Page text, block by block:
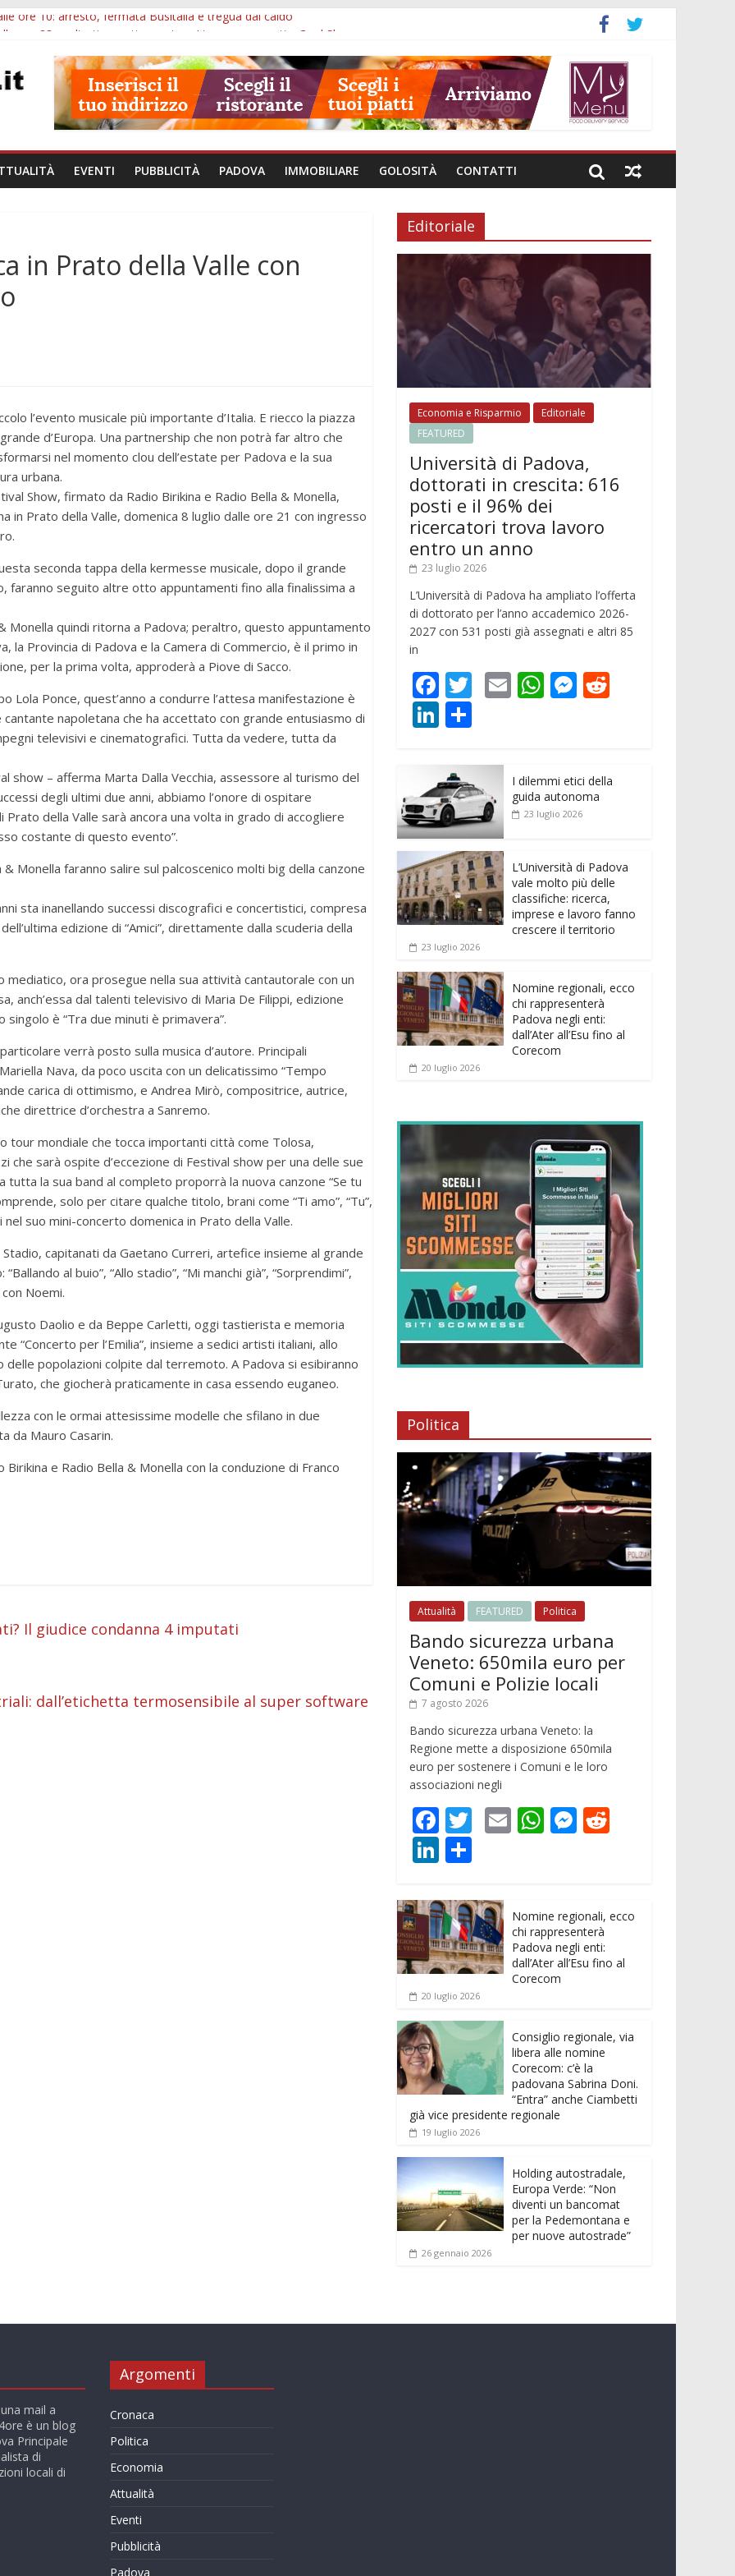
ore 10: arresto, fermata Busitalia e tregua dal caldo
Veneto: 650mila euro per Comuni e Polizie locali
Padova: più controlli su strade, stazioni e treni
Veneto: 200 euro per l’abbonamento annuale
EVENTI PUBBLICITÀ PADOVA IMMOBILIARE GOLOSITÀ CONTATTI
in Prato della Valle con
l’evento musicale più importante d’Italia. E riecco la piazza
d’Europa. Una partnership che non potrà far altro che
nel momento clou dell’estate per Padova e la sua
urbana.
Show, firmato da Radio Birikina e Radio Bella & Monella,
in Prato della Valle, domenica 8 luglio dalle ore 21 con ingresso
seconda tappa della kermesse musicale, dopo il grande
faranno seguito altre otto appuntamenti fino alla finalissima a
Monella quindi ritorna a Padova; peraltro, questo appuntamento
la Provincia di Padova e la Camera di Commercio, è il primo in
per la prima volta, approderà a Piove di Sacco.
Lola Ponce, quest’anno a condurre l’attesa manifestazione è
napoletana che ha accettato con grande entusiasmo di
televisivi e cinematografici. Tutta da vedere, tutta da
show – afferma Marta Dalla Vecchia, assessore al turismo del
degli ultimi due anni, abbiamo l’onore di ospitare
della Valle sarà ancora una volta in grado di accogliere
costante di questo evento”.
Monella faranno salire sul palcoscenico molti big della canzone
sta inanellando successi discografici e concertistici, compresa
edizione di “Amici”, direttamente dalla scuderia della
mediatico, ora prosegue nella sua attività cantautorale con un
anch’essa dal talenti televisivo di Maria De Filippi, edizione
è “Tra due minuti è primavera”.
verrà posto sulla musica d’autore. Principali
Nava, da poco uscita con un delicatissimo “Tempo
carica di ottimismo, e Andrea Mirò, compositrice, autrice,
direttrice d’orchestra a Sanremo.
mondiale che tocca importanti città come Tolosa,
che sarà ospite d’eccezione di Festival show per una delle sue
la sua band al completo proporrà la nuova canzone “Se tu
solo per citare qualche titolo, brani come “Ti amo”, “Tu”,
nel suo mini-concerto domenica in Prato della Valle.
capitanati da Gaetano Curreri, artefice insieme al grande
al buio”, “Allo stadio”, “Mi manchi già”, “Sorprendimi”,
Noemi.
Daolio e da Beppe Carletti, oggi tastierista e memoria
per l’Emilia”, insieme a sedici artisti italiani, allo
popolazioni colpite dal terremoto. A Padova si esibiranno
che giocherà praticamente in casa essendo euganeo.
con le ormai attesissime modelle che sfilano in due
da Mauro Casarin.
e Radio Bella & Monella con la conduzione di Franco
Il giudice condanna 4 imputati
dall’etichetta termosensibile al super software
Editoriale
Economia e Risparmio
Editoriale
FEATURED
Università di Padova,
dottorati in crescita: 616
posti e il 96% dei
ricercatori trova lavoro
entro un anno
23 luglio 2026
L’Università di Padova ha ampliato l’offerta
di dottorato per l’anno accademico 2026-
2027 con 531 posti già assegnati e altri 85
in
F
ac
e
b
o
o
k
T
er
E W
A
p
M
n
g
t
Li
k
e
dI
n
n
di
vi
di
I dilemmi etici della
guida autonoma
23 luglio 2026
L’Università di Padova
vale molto più delle
classifiche: ricerca,
imprese e lavoro fanno
crescere il territorio
23 luglio 2026
Nomine regionali, ecco
chi rappresenterà
Padova negli enti:
dall’Ater all’Esu fino al
Corecom
20 luglio 2026
Politica
Attualità FEATURED Politica
Bando sicurezza urbana
Veneto: 650mila euro per
Comuni e Polizie locali
7 agosto 2026
Bando sicurezza urbana Veneto: la
Regione mette a disposizione 650mila
euro per sostenere i Comuni e le loro
associazioni negli
F
ac
e
b
o
o
k
T
er
E W
A
p
p
M
n
g
er
t
Li
k
e
dI
n
n
di
vi
di
Nomine regionali, ecco
chi rappresenterà
Padova negli enti:
dall’Ater all’Esu fino al
Corecom
20 luglio 2026
Consiglio regionale, via
libera alle nomine
Corecom: c’è la
padovana Sabrina Doni.
“Entra” anche Ciambetti
già vice presidente regionale
19 luglio 2026
Holding autostradale,
Europa Verde: “Non
diventi un bancomat
per la Pedemontana e
per nuove autostrade”
26 gennaio 2026
mail a
è un blog
Principale
di
locali di
Argomenti
Cronaca
Politica
Economia
Attualità
Eventi
Pubblicità
Padova